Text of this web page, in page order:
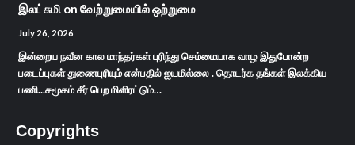
இலட்சுமி on வேற்றுமையில் ஒற்றுமை
July 26, 2026
இன்றைய நவீன கால மாந்தர்கள் புரிந்து செம்மையாக வாழ இதுபோன்ற
படைப்புகள் துணைபுரியும் என்பதில் ஐயமில்லை . தொடர்க தங்கள் இலக்கிய
பணி...சமூகம் சீர் பெற மிளிரட்டும்…
Copyrights